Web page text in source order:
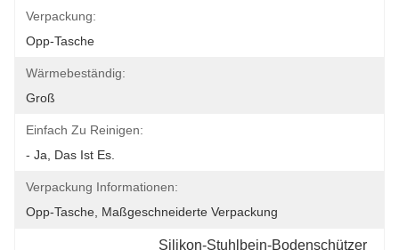
Verpackung:
Opp-Tasche
Wärmebeständig:
Groß
Einfach Zu Reinigen:
- Ja, Das Ist Es.
Verpackung Informationen:
Opp-Tasche, Maßgeschneiderte Verpackung
Silikon-Stuhlbein-Bodenschützer